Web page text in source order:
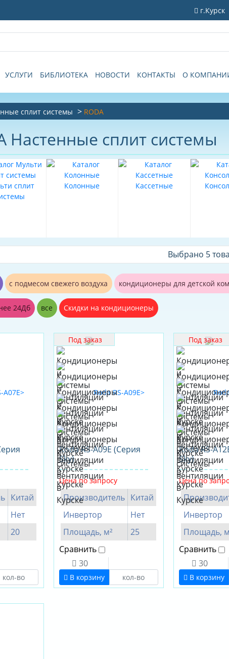
г.Курск
УСЛУГИ БИБЛИОТЕКА НОВОСТИ КОНТАКТЫ О
сплит системы RODA
Настенные сплит системы
сплит
Колонные Кассетные
Выбрано 5
с подмесом свежего воздуха кондиционеры для детской
24Дб все Скидки на кондиционеры
Китай
Нет
20
Под заказ
Roda RS-A09E (Серия
Sky)
Цена по запросу
Производитель Китай
Инвертор
Нет
Площадь, м²
25
Сравнить
30
В корзину
Под заказ
Roda RS-
Sky)
Цена по
Инвертор
Площадь,
Сравнить
30
В корзину